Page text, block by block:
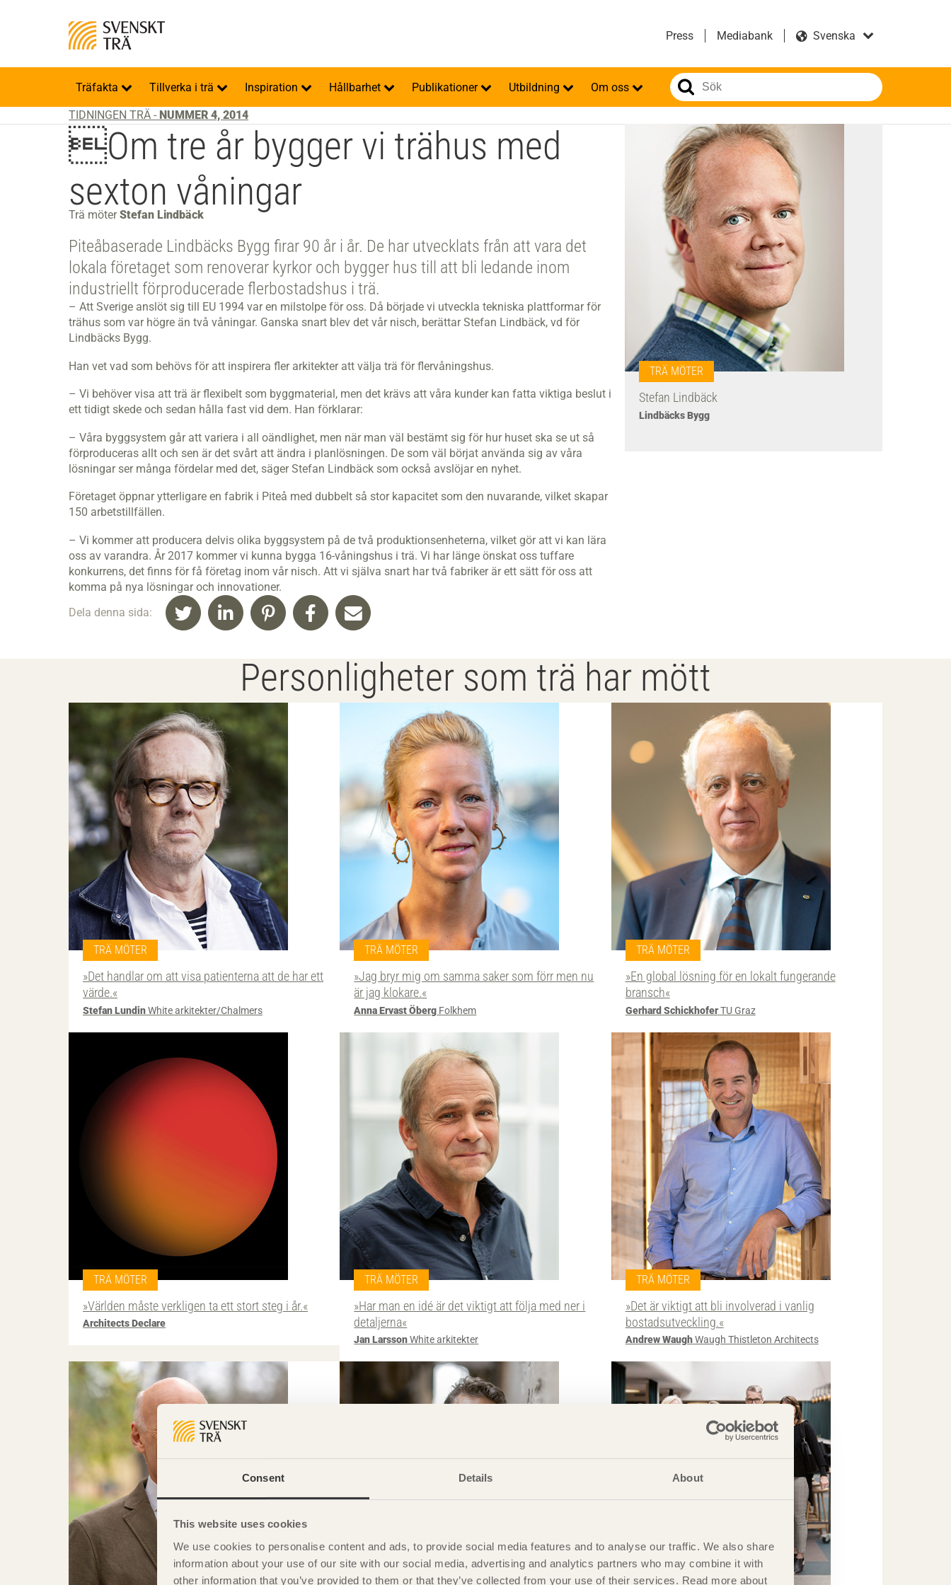
Consent Details About
This website uses cookies
We use cookies to personalise content and ads, to provide social media features and to analyse our traffic. We also share
information about your use of our site with our social media, advertising and analytics partners who may combine it with
other information that you’ve provided to them or that they’ve collected from your use of their services. Read more about
Press Mediabank
Träfakta Tillverka i trä Inspiration Hållbarhet Publikationer Utbildning Om oss
TIDNINGEN TRÄ - NUMMER 4, 2014
Om tre år bygger vi trähus med
sexton våningar
Trä möterStefan Lindbäck
Piteåbaserade Lindbäcks Bygg firar 90 år i år. De har utvecklats från att vara det
lokala företaget som renoverar kyrkor och bygger hus till att bli ledande inom
industriellt förproducerade flerbostadshus i trä.
– Att Sverige anslöt sig till EU 1994 var en milstolpe för oss. Då började vi utveckla tekniska plattformar för
trähus som var högre än två våningar. Ganska snart blev det vår nisch, berättar Stefan Lindbäck, vd för
Lindbäcks Bygg.
Han vet vad som behövs för att inspirera fler arkitekter att välja trä för flervåningshus.
– Vi behöver visa att trä är flexibelt som byggmaterial, men det krävs att våra kunder kan fatta viktiga beslut i
ett tidigt skede och sedan hålla fast vid dem. Han förklarar:
– Våra byggsystem går att variera i all oändlighet, men när man väl bestämt sig för hur huset ska se ut så
förproduceras allt och sen är det svårt att ändra i planlösningen. De som väl börjat använda sig av våra
lösningar ser många fördelar med det, säger Stefan Lindbäck som också avslöjar en nyhet.
Företaget öppnar ytterligare en fabrik i Piteå med dubbelt så stor kapacitet som den nuvarande, vilket skapar
150 arbetstillfällen.
– Vi kommer att producera delvis olika byggsystem på de två produktionsenheterna, vilket gör att vi kan lära
oss av varandra. År 2017 kommer vi kunna bygga 16-våningshus i trä. Vi har länge önskat oss tuffare
konkurrens, det finns för få företag inom vår nisch. Att vi själva snart har två fabriker är ett sätt för oss att
komma på nya lösningar och innovationer.
Dela denna sida:
TRÄ MÖTER
Stefan Lindbäck
Lindbäcks Bygg
Personligheter som trä har mött
TRÄ MÖTER
»Det handlar om att visa patienterna att de har ett
värde.«
Stefan LundinWhite arkitekter/Chalmers
TRÄ MÖTER
»Jag bryr mig om samma saker som förr men nu
är jag klokare.«
Anna Ervast Öberg Folkhem
TRÄ MÖTER
»En global lösning för en lokalt fungerande
bransch«
Gerhard SchickhoferTU Graz
TRÄ MÖTER
»Världen måste verkligen ta ett stort steg i år.«
Architects Declare
TRÄ MÖTER
»Har man en idé är det viktigt att följa med ner i
detaljerna«
Jan LarssonWhite arkitekter
TRÄ MÖTER
»Det är viktigt att bli involverad i vanlig
bostadsutveckling.«
Andrew WaughWaugh Thistleton Architects